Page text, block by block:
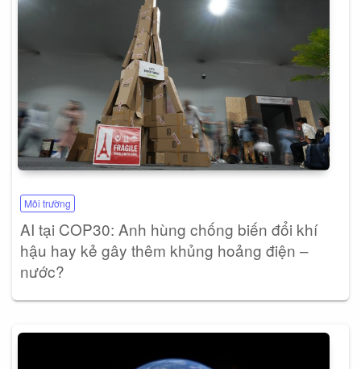
Môi trường
AI tại COP30: Anh hùng chống biến đổi khí
hậu hay kẻ gây thêm khủng hoảng điện –
nước?